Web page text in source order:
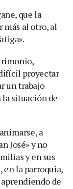
que la
más al otro, al
proyectar
un trabajo
la situación de
a
José» y no
y en sus
en la parroquia,
de